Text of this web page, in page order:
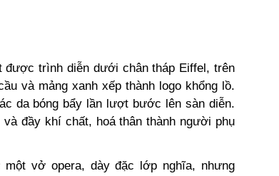
được trình diễn dưới chân tháp Eiffel, trên
và mảng xanh xếp thành logo khổng lồ.
da bóng bẩy lần lượt bước lên sàn diễn.
đầy khí chất, hoá thân thành người phụ
vở opera, dày đặc lớp nghĩa, nhưng